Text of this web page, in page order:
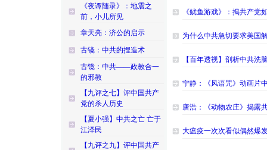
《夜谭随录》：地震之
前，小儿所见
章天亮：济公的启示
古镜：中共的捏造术
古镜：中共——政教合一
的邪教
【九评之七】评中国共产
党的杀人历史
【夏小强】中共之亡 亡于
江泽民
【九评之九】评中国共产
《鱿鱼游戏》：揭共产党
为什么中共急切要求美国
【百年透视】剖析中共洗
宁静：《风语咒》动画片
唐浩：《动物农庄》揭露
大瘟疫一次次看似偶然爆